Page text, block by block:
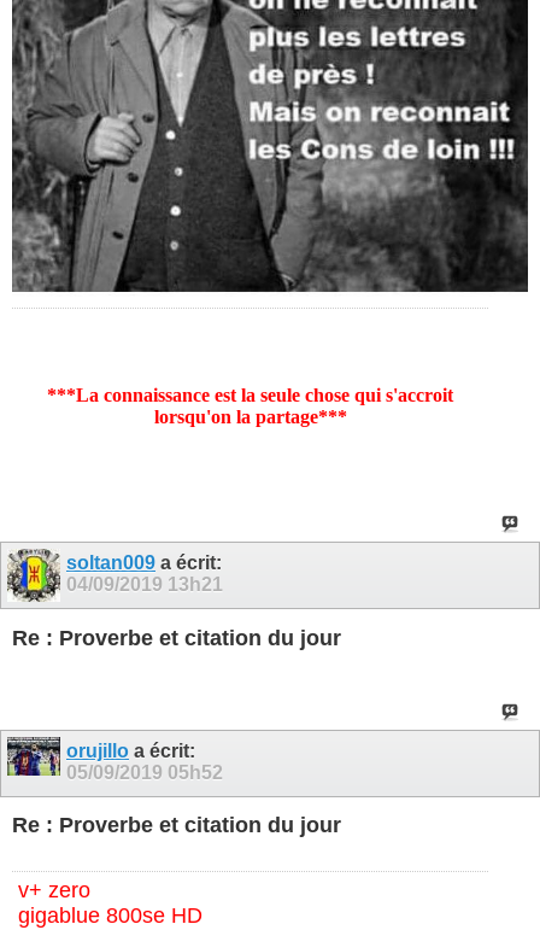
***La connaissance est la seule chose qui s'accroit
lorsqu'on la partage***
soltan009 a écrit:
04/09/2019 13h21
Re : Proverbe et citation du jour
orujillo a écrit:
05/09/2019 05h52
Re : Proverbe et citation du jour
v+ zero
gigablue 800se HD